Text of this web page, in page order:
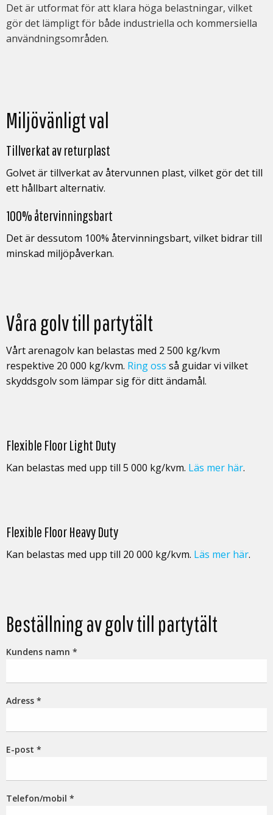
Det är utformat för att klara höga belastningar, vilket
gör det lämpligt för både industriella och kommersiella
användningsområden.
Miljövänligt val
Tillverkat av returplast
Golvet är tillverkat av återvunnen plast, vilket gör det till
ett hållbart alternativ.
100% återvinningsbart
Det är dessutom 100% återvinningsbart, vilket bidrar till
minskad miljöpåverkan.
Våra golv till partytält
Vårt arenagolv kan belastas med 2 500 kg/kvm
respektive 20 000 kg/kvm. Ring oss så guidar vi vilket
skyddsgolv som lämpar sig för ditt ändamål.
Flexible Floor Light Duty
Kan belastas med upp till 5 000 kg/kvm. Läs mer här.
Flexible Floor Heavy Duty
Kan belastas med upp till 20 000 kg/kvm. Läs mer här.
Beställning av golv till partytält
Kundens namn *
Adress *
E-post *
Telefon/mobil *